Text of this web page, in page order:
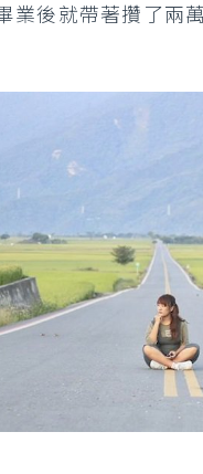
業後就帶著攢了兩